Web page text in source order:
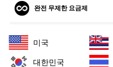
완전 무제한 요금제
미국
대한민국